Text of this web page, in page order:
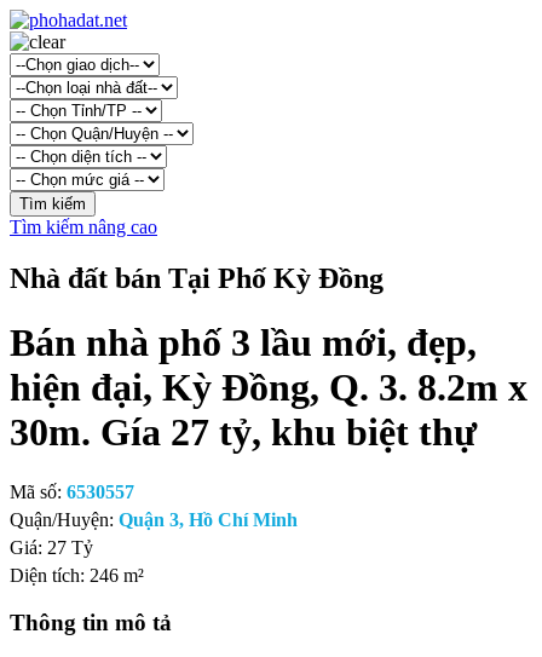
Tìm kiếm nâng cao
Nhà đất bán Tại Phố Kỳ Đồng
Bán nhà phố 3 lầu mới, đẹp,
hiện đại, Kỳ Đồng, Q. 3. 8.2m x
30m. Gía 27 tỷ, khu biệt thự
Mã số: 6530557
Quận/Huyện: Quận 3, Hồ Chí Minh
Giá: 27 Tỷ
Diện tích: 246 m²
Thông tin mô tả